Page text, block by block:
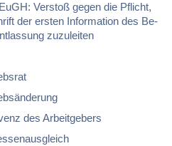
Ver­stoß ge­gen die Pflicht,
der ers­ten In­for­ma­ti­on des Be­
zu­zu­lei­ten
des Ar­beit­ge­bers